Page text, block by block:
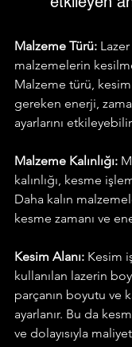
Malzeme Türü:
malzemelerin
Malzeme türü,
gereken enerji,
ayarlarını
Malzeme Kalınlığı:
kalınlığı, kesme
Daha kalın
kesme zamanı ve
Kesim Alanı: Kesim
kullanılan lazerin
parçanın boyutu ve
ayarlanır. Bu da
ve dolayısıyla